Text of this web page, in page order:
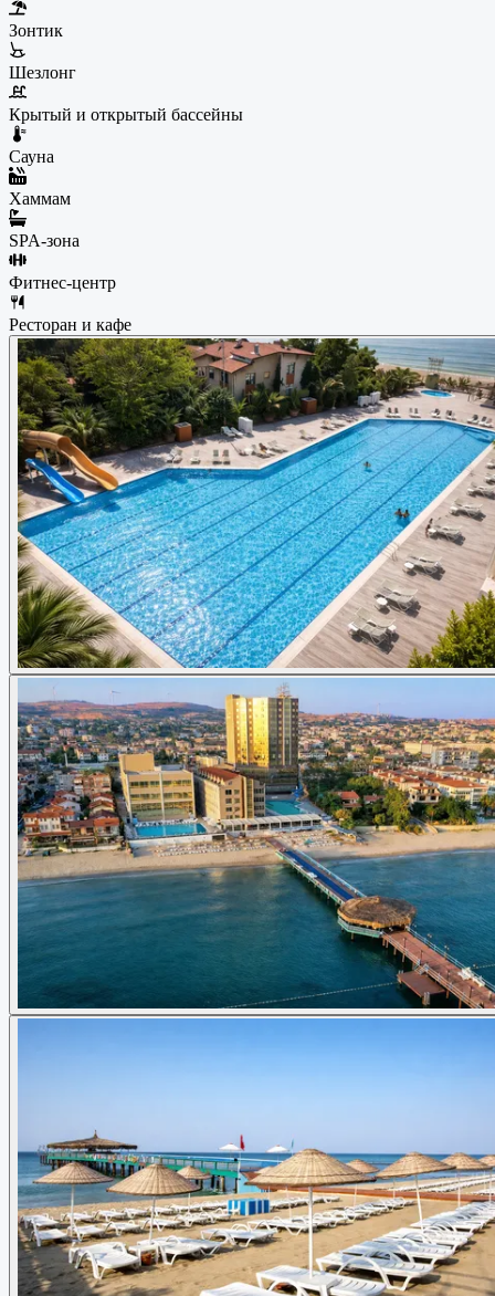
Зонтик
Шезлонг
Крытый и открытый бассейны
Сауна
Хаммам
SPA-зона
Фитнес-центр
Ресторан и кафе